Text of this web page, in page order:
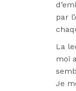
par
La
moi
Je